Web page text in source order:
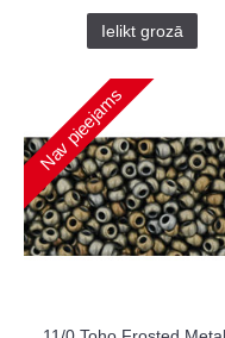
Ielikt grozā
Nav pieejams